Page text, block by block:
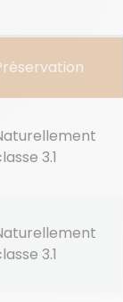
3.1
3.1